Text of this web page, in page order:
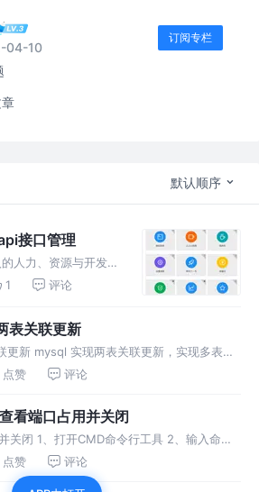
04-10
订阅专栏
默认顺序
接口管理
人力、资源与开发方
的项目一般都会采用
接口，更好的协作工
1 评论
表关联更新
新 mysql 实现两表关联更新，实现多表关
点赞 评论
看端口占用并关闭
关闭 1、打开CMD命令行工具 2、输入命令
查看对于PID的进程名称 出现的结果
理器显示一样
点赞 评论